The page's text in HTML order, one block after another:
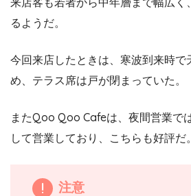
るようだ。
今回来店したときは、寒波到来時で
め、テラス席は戸が閉まっていた。
またQoo Qoo Cafeは、夜間営業で
して営業しており、こちらも好評だ。
注意